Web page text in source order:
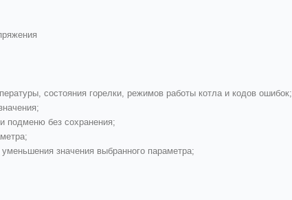
состояния горелки, режимов работы котла и кодов ошибок;
подменю без сохранения;
значения выбранного параметра;